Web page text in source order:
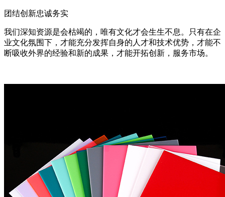
团结创新忠诚务实
我们深知资源是会枯竭的，唯有文化才会生生不息。只有在企
业文化氛围下，才能充分发挥自身的人才和技术优势，才能不
断吸收外界的经验和新的成果，才能开拓创新，服务市场。